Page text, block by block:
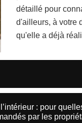
détaillé pour
d'ailleurs, à votre
qu'elle a déjà
: pour
par les